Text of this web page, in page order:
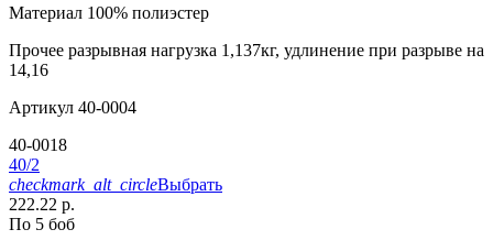
Материал 100% полиэстер
Прочее разрывная нагрузка 1,137кг, удлинение при разрыве на
14,16
Артикул 40-0004
40-0018
40/2
checkmark_alt_circleВыбрать
222.22 р.
По 5 боб